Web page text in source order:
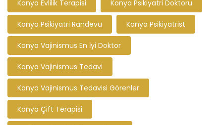
Konya Evlilik Terapisi Konya Psikiyatri Doktoru
Konya Psikiyatri Randevu Konya Psikiyatrist
Konya Vajinismus En İyi Doktor
Konya Vajinismus Tedavi
Konya Vajinismus Tedavisi Görenler
Konya Çift Terapisi